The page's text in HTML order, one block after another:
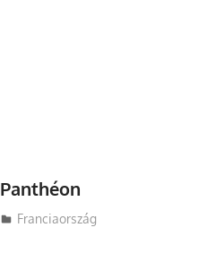
Panthéon
Utazasok.org
Franciaország